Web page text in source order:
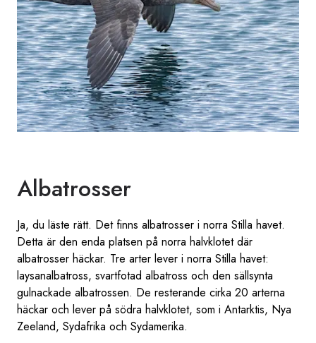
Albatrosser
Ja, du läste rätt. Det finns albatrosser i norra Stilla havet.
Detta är den enda platsen på norra halvklotet där
albatrosser häckar. Tre arter lever i norra Stilla havet:
laysanalbatross, svartfotad albatross och den sällsynta
gulnackade albatrossen. De resterande cirka 20 arterna
häckar och lever på södra halvklotet, som i Antarktis, Nya
Zeeland, Sydafrika och Sydamerika.